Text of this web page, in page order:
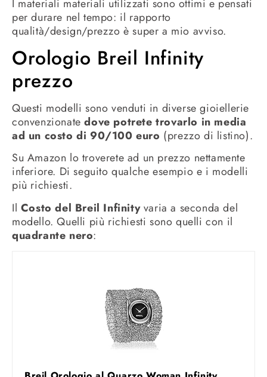
I materiali materiali utilizzati sono ottimi e pensati
per durare nel tempo: il rapporto
qualità/design/prezzo è super a mio avviso.
Orologio Breil Infinity
prezzo
Questi modelli sono venduti in diverse gioiellerie
convenzionatedove potrete trovarlo in media
ad un costo di 90/100 euro (prezzo di listino).
Su Amazon lo troverete ad un prezzo nettamente
inferiore. Di seguito qualche esempio e i modelli
più richiesti.
Il Costo del Breil Infinityvaria a seconda del
modello. Quelli più richiesti sono quelli con il
quadrante nero: